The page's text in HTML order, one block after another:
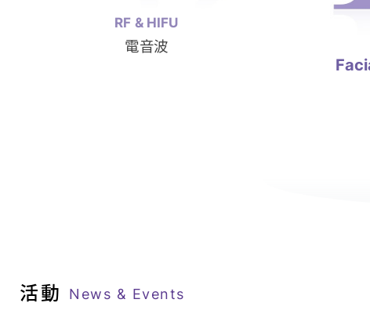
Facial Skin Analyzer
膚質檢測儀
活動 News & Events